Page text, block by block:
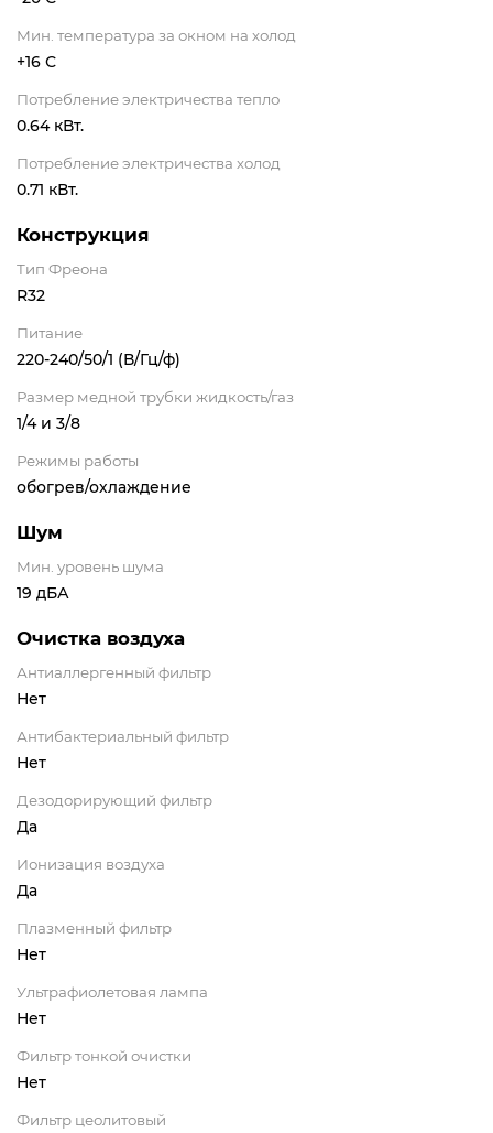
Мин. температура за окном на холод
+16 С
Потребление электричества тепло
0.64 кВт.
Потребление электричества холод
0.71 кВт.
Конструкция
Тип Фреона
R32
Питание
220-240/50/1 (В/Гц/ф)
Размер медной трубки жидкость/газ
1/4 и 3/8
Режимы работы
обогрев/охлаждение
Шум
Мин. уровень шума
19 дБА
Очистка воздуха
Антиаллергенный фильтр
Нет
Антибактериальный фильтр
Нет
Дезодорирующий фильтр
Да
Ионизация воздуха
Да
Плазменный фильтр
Нет
Ультрафиолетовая лампа
Нет
Фильтр тонкой очистки
Нет
Фильтр цеолитовый